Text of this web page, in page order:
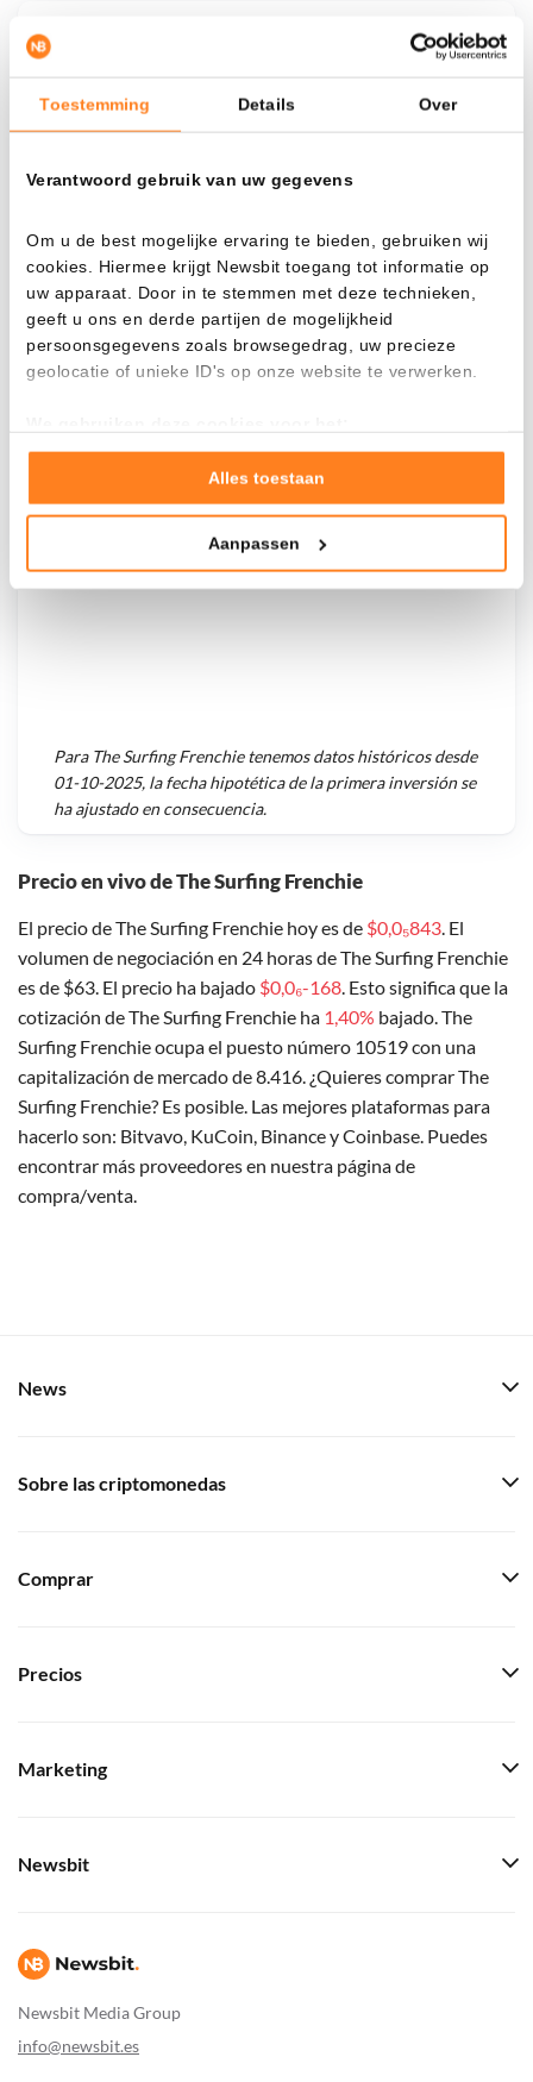
Toestemming Details Over
Verantwoord gebruik van uw gegevens
Om u de best mogelijke ervaring te bieden, gebruiken wij
cookies. Hiermee krijgt Newsbit toegang tot informatie op
uw apparaat. Door in te stemmen met deze technieken,
geeft u ons en derde partijen de mogelijkheid
persoonsgegevens zoals browsegedrag, uw precieze
geolocatie of unieke ID's op onze website te verwerken.
Goed laten functioneren van deze website
Verzamelen van gebruiksstatistieken
Tonen en meten van relevante advertenties
Klik hieronder om ons toestemming te geven om deze
Alles toestaan
Aanpassen
Precio en vivo de The Surfing Frenchie
El precio de The Surfing Frenchie hoy es de $0,0₅843. El
volumen de negociación en 24 horas de The Surfing Frenchie
es de $63. El precio ha bajado $0,0₆-168. Esto significa que la
cotización de The Surfing Frenchie ha 1,40% bajado. The
Surfing Frenchie ocupa el puesto número 10519 con una
capitalización de mercado de 8.416. ¿Quieres comprar The
Surfing Frenchie? Es posible. Las mejores plataformas para
hacerlo son: Bitvavo, KuCoin, Binance y Coinbase. Puedes
encontrar más proveedores en nuestra página de
compra/venta.
Mira cuánto valor tendrías hoy si hubieras
aplicado el dollar-cost averaging en distintas
Cada Desde
$
$463,22
Para The Surfing Frenchietenemos datos históricos desde
01-10-2025, la fecha hipotética de la primera inversión se
ha ajustado en consecuencia.
Newsbit Media Group
info@newsbit.es
News
Sobre las criptomonedas
Comprar
Precios
Marketing
Newsbit